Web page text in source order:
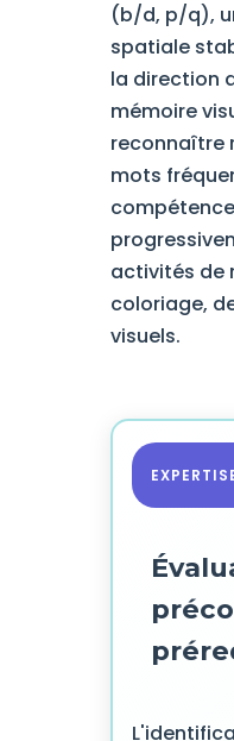
(b/d, p/q),
spatiale
la direction
mémoire
reconnaître
mots
activités de
coloriage,
visuels.